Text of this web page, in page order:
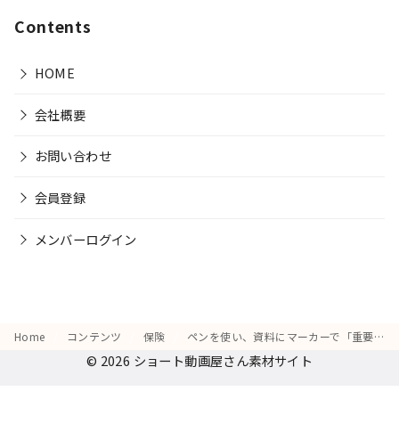
Contents
HOME
会社概要
お問い合わせ
会員登録
メンバーログイン
Home コンテンツ 保険 ペンを使い、資料にマーカーで「重要な部分」を印をつける動作
© 2026 ショート動画屋さん素材サイト